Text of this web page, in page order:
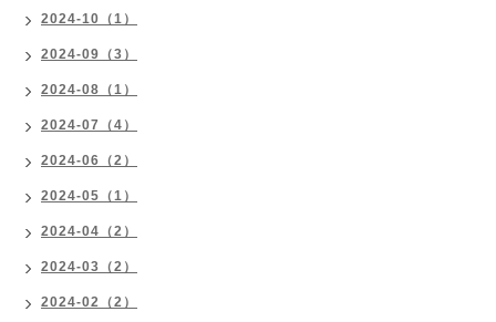
2024-10（1）
2024-09（3）
2024-08（1）
2024-07（4）
2024-06（2）
2024-05（1）
2024-04（2）
2024-03（2）
2024-02（2）